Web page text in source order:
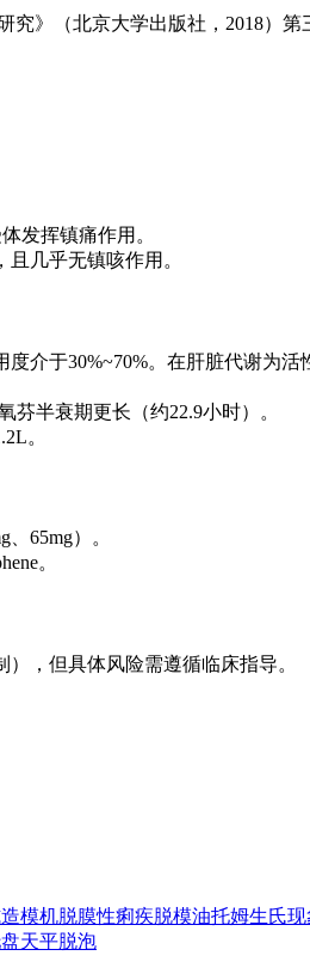
》（北京大学出版社，2018）第
发挥镇痛作用。
几乎无镇咳作用。
介于30%~70%。在肝脏代谢为活
芬半衰期更长（约22.9小时）。
。
65mg）。
。
，但具体风险需遵循临床指导。
模机脱膜性痢疾脱模油托姆生氏现
天平脱泡